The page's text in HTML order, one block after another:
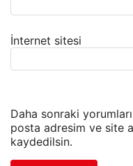
İnternet sitesi
Daha sonraki
posta adresim ve site
kaydedilsin.